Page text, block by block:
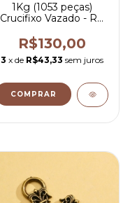
1Kg (1053 peças)
Crucifixo Vazado - R$
R$130,00
3 x de R$43,33 sem juros
COMPRAR